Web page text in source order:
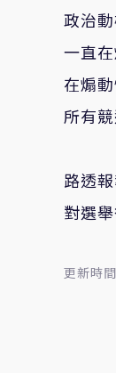
政治
一直
在煽
所有
路透
對選
更新時